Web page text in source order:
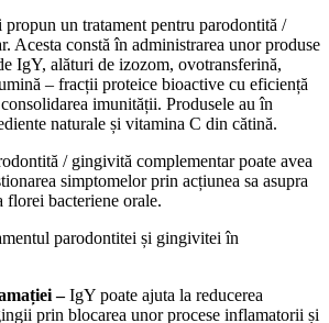
un tratament pentru parodontită /
Acesta constă în administrarea unor produse
IgY, alături de izozom, ovotransferină,
– fracții proteice bioactive cu eficiență
imunității. Produsele au în
naturale și vitamina C din cătină.
/ gingivită complementar poate avea
simptomelor prin acțiunea sa asupra
florei bacteriene orale.
parodontitei și gingivitei în
–IgY poate ajuta la reducerea
prin blocarea unor procese inflamatorii și